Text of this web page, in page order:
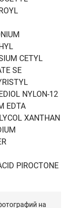
CETYL
SE
NYLON-12
EDTA
XANTHAN
PIROCTONE
на